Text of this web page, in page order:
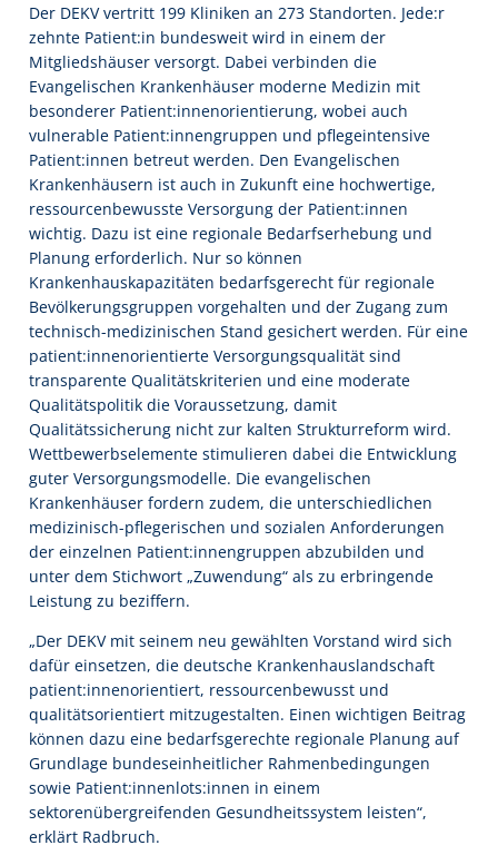
Der DEKV vertritt 199 Kliniken an 273 Standorten. Jede:r
zehnte Patient:in bundesweit wird in einem der
Mitgliedshäuser versorgt. Dabei verbinden die
Evangelischen Krankenhäuser moderne Medizin mit
besonderer Patient:innenorientierung, wobei auch
vulnerable Patient:innengruppen und pflegeintensive
Patient:innen betreut werden. Den Evangelischen
Krankenhäusern ist auch in Zukunft eine hochwertige,
ressourcenbewusste Versorgung der Patient:innen
wichtig. Dazu ist eine regionale Bedarfserhebung und
Planung erforderlich. Nur so können
Krankenhauskapazitäten bedarfsgerecht für regionale
Bevölkerungsgruppen vorgehalten und der Zugang zum
technisch-medizinischen Stand gesichert werden. Für eine
patient:innenorientierte Versorgungsqualität sind
transparente Qualitätskriterien und eine moderate
Qualitätspolitik die Voraussetzung, damit
Qualitätssicherung nicht zur kalten Strukturreform wird.
Wettbewerbselemente stimulieren dabei die Entwicklung
guter Versorgungsmodelle. Die evangelischen
Krankenhäuser fordern zudem, die unterschiedlichen
medizinisch-pflegerischen und sozialen Anforderungen
der einzelnen Patient:innengruppen abzubilden und
unter dem Stichwort „Zuwendung“ als zu erbringende
Leistung zu beziffern.
„Der DEKV mit seinem neu gewählten Vorstand wird sich
dafür einsetzen, die deutsche Krankenhauslandschaft
patient:innenorientiert, ressourcenbewusst und
qualitätsorientiert mitzugestalten. Einen wichtigen Beitrag
können dazu eine bedarfsgerechte regionale Planung auf
Grundlage bundeseinheitlicher Rahmenbedingungen
sowie Patient:innenlots:innen in einem
sektorenübergreifenden Gesundheitssystem leisten“,
erklärt Radbruch.